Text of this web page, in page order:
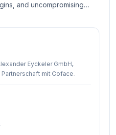
and uncompromising…
Eyckeler GmbH,
mit Coface.